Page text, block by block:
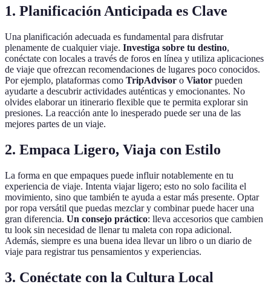
1. Planificación Anticipada es Clave
Una planificación adecuada es fundamental para disfrutar
plenamente de cualquier viaje. Investiga sobre tu destino,
conéctate con locales a través de foros en línea y utiliza aplicaciones
de viaje que ofrezcan recomendaciones de lugares poco conocidos.
Por ejemplo, plataformas como TripAdvisor o Viator pueden
ayudarte a descubrir actividades auténticas y emocionantes. No
olvides elaborar un itinerario flexible que te permita explorar sin
presiones. La reacción ante lo inesperado puede ser una de las
mejores partes de un viaje.
2. Empaca Ligero, Viaja con Estilo
La forma en que empaques puede influir notablemente en tu
experiencia de viaje. Intenta viajar ligero; esto no solo facilita el
movimiento, sino que también te ayuda a estar más presente. Optar
por ropa versátil que puedas mezclar y combinar puede hacer una
gran diferencia. Un consejo práctico: lleva accesorios que cambien
tu look sin necesidad de llenar tu maleta con ropa adicional.
Además, siempre es una buena idea llevar un libro o un diario de
viaje para registrar tus pensamientos y experiencias.
3. Conéctate con la Cultura Local